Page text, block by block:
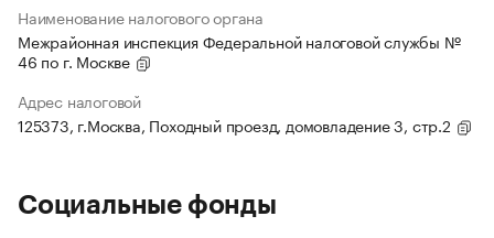
Наименование налогового органа
Межрайонная инспекция Федеральной налоговой службы №
46 по г. Москве
Адрес налоговой
125373, г.Москва, Походный проезд, домовладение 3, стр.2
Социальные фонды